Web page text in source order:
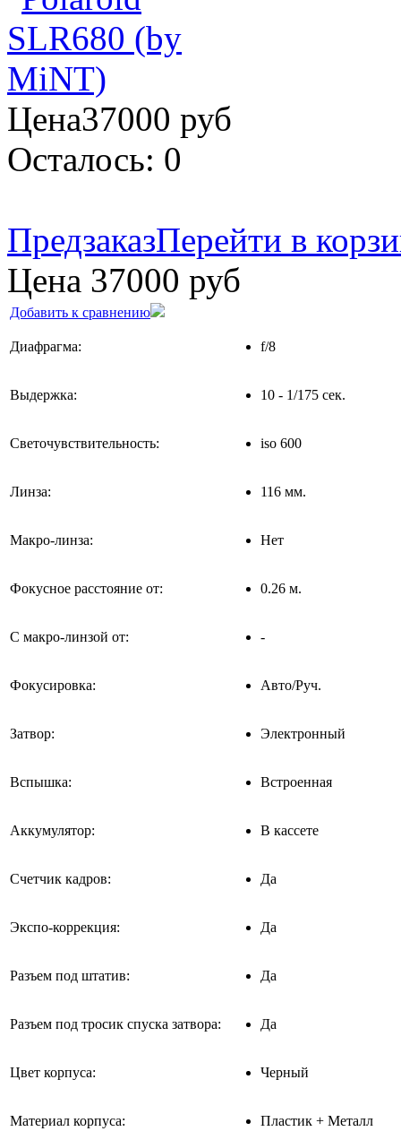
Цена37000 руб
Осталось: 0
ПредзаказПерейти в
Цена 37000 руб
Добавить к сравнению
Диафрагма: f/8
Выдержка: 10 - 1/175 сек.
Светочувствительность: iso 600
Линза: 116 мм.
Макро-линза: Нет
Фокусное расстояние от: 0.26 м.
С макро-линзой от: -
Фокусировка: Авто/Руч.
Затвор: Электронный
Вспышка: Встроенная
Аккумулятор: В кассете
Счетчик кадров: Да
Экспо-коррекция: Да
Разъем под штатив: Да
Разъем под тросик спуска затвора: Да
Цвет корпуса: Черный
Материал корпуса: Пластик + Металл